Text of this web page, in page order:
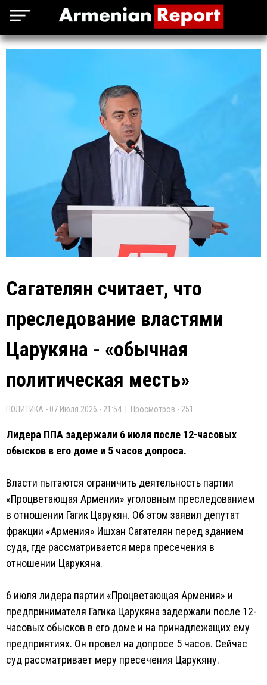
Сагателян считает, что
преследование властями
Царукяна - «обычная
политическая месть»
ПОЛИТИКА - 07 Июля 2026 - 21:54 | Просмотров - 251
Лидера ППА задержали 6 июля после 12-часовых
обысков в его доме и 5 часов допроса.
Власти пытаются ограничить деятельность партии
«Процветающая Армении» уголовным преследованием
в отношении Гагик Царукян. Об этом заявил депутат
фракции «Армения» Ишхан Сагателян перед зданием
суда, где рассматривается мера пресечения в
отношении Царукяна.
6 июля лидера партии «Процветающая Армения» и
предпринимателя Гагика Царукяна задержали после 12-
часовых обысков в его доме и на принадлежащих ему
предприятиях. Он провел на допросе 5 часов. Сейчас
суд рассматривает меру пресечения Царукяну.